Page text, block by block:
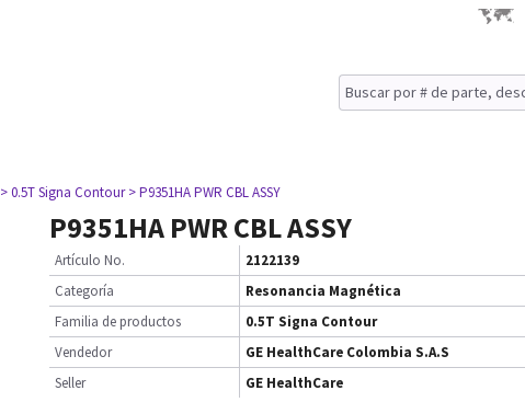
> 0.5T Signa Contour > P9351HA PWR CBL ASSY
P9351HA PWR CBL ASSY
Artículo No.
2122139
Categoría
Resonancia Magnética
Familia de productos
0.5T Signa Contour
Vendedor
GE HealthCare Colombia S.A.S
Seller
GE HealthCare